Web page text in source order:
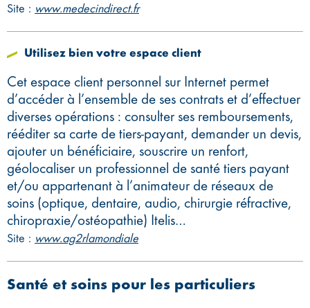
Site : www.medecindirect.fr
Utilisez bien votre espace client
Cet espace client personnel sur Internet permet
d’accéder à l’ensemble de ses contrats et d’effectuer
diverses opérations : consulter ses remboursements,
rééditer sa carte de tiers-payant, demander un devis,
ajouter un bénéficiaire, souscrire un renfort,
géolocaliser un professionnel de santé tiers payant
et/ou appartenant à l’animateur de réseaux de
soins (optique, dentaire, audio, chirurgie réfractive,
chiropraxie/ostéopathie) Itelis…
Site : www.ag2rlamondiale
Santé et soins pour les particuliers